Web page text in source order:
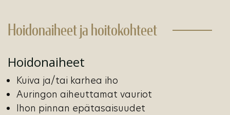
Hoidonaiheet ja hoitokohteet
Hoidonaiheet
Kuiva ja/tai karhea iho
Auringon aiheuttamat vauriot
Ihon pinnan epätasaisuudet